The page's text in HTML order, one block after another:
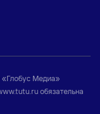
Медиа»
обязательна